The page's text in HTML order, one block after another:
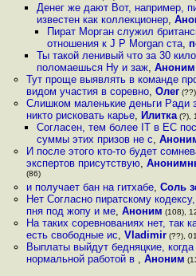
Денег же дают Вот, например,
известен как коллекционер,
Пират Морган служил
отношения к J P Morgan ста,
Ты такой ленивый что за 30
поломаешься Ну и заж, Аноним
Тут проще выявлять в команде
видом участия в соревно, Олег
Слишком маленькие деньги Ради
никто рисковать карье, Илитка(?),
Согласен, тем более IT в ЕС
суммы этих призов не с,
И после этого кто-то будет
экспертов присутствую,
(86)
и получает бан на гитхабе, Соль
Нет Согласно пиратскому
пня под жопу и ме, Аноним (108),
На таких соревнованиях нет, так
есть свободные ис, Vladimir(??),
Выплаты выйдут бедняцкие,
нормальной работой в , Аноним